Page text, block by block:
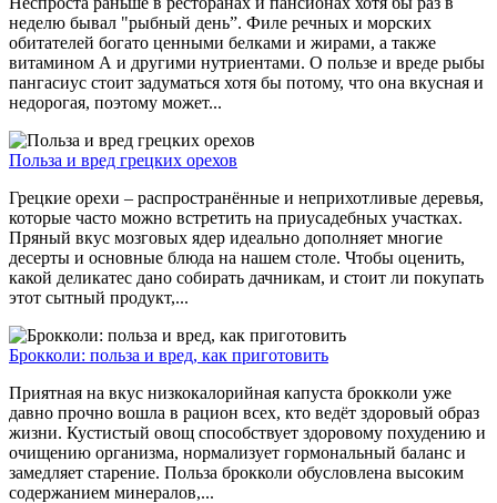
неделю бывал "рыбный день”. Филе речных и морских
обитателей богато ценными белками и жирами, а также
витамином А и другими нутриентами. О пользе и вреде рыбы
пангасиус стоит задуматься хотя бы потому, что она вкусная и
недорогая, поэтому может...
Польза и вред грецких орехов
Грецкие орехи – распространённые и неприхотливые деревья,
которые часто можно встретить на приусадебных участках.
Пряный вкус мозговых ядер идеально дополняет многие
десерты и основные блюда на нашем столе. Чтобы оценить,
какой деликатес дано собирать дачникам, и стоит ли покупать
этот сытный продукт,...
Брокколи: польза и вред, как приготовить
Приятная на вкус низкокалорийная капуста брокколи уже
давно прочно вошла в рацион всех, кто ведёт здоровый образ
жизни. Кустистый овощ способствует здоровому похудению и
очищению организма, нормализует гормональный баланс и
замедляет старение. Польза брокколи обусловлена высоким
содержанием минералов,...